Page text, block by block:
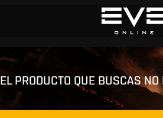
EL PRODUCTO QUE BUSCAS